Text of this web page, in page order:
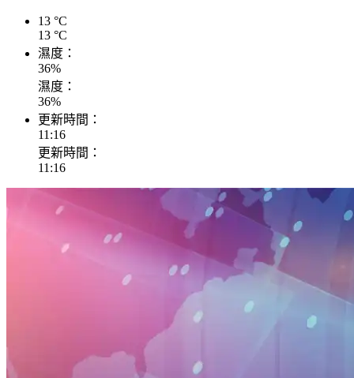
13 °C
13 °C
濕度：
36%
濕度：
36%
更新時間：
11:16
更新時間：
11:16